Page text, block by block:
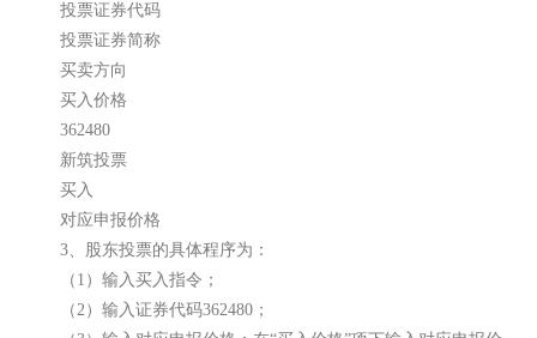
投票证券代码
投票证券简称
买卖方向
买入价格
362480
新筑投票
买入
对应申报价格
3、股东投票的具体程序为：
（1）输入买入指令；
（2）输入证券代码362480；